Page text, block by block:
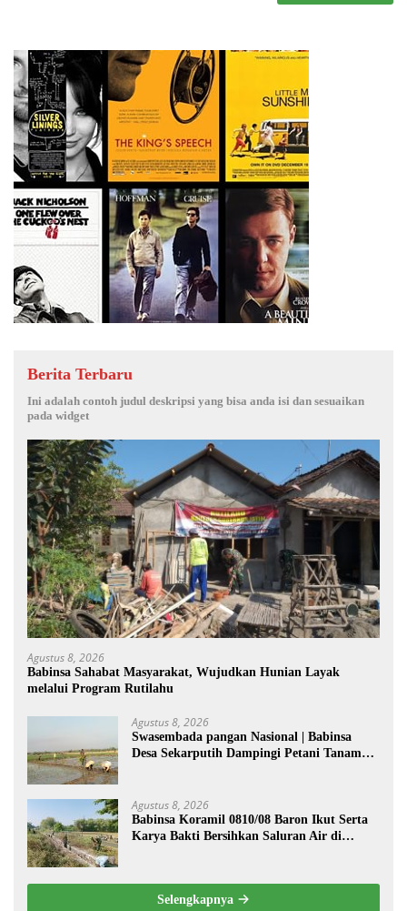
Berita Terbaru
Ini adalah contoh judul deskripsi yang bisa anda isi dan sesuaikan
pada widget
Agustus 8, 2026
Babinsa Sahabat Masyarakat, Wujudkan Hunian Layak
melalui Program Rutilahu
Agustus 8, 2026
Swasembada pangan Nasional | Babinsa
Desa Sekarputih Dampingi Petani Tanam
Agustus 8, 2026
Babinsa Koramil 0810/08 Baron Ikut Serta
Karya Bakti Bersihkan Saluran Air di
Selengkapnya